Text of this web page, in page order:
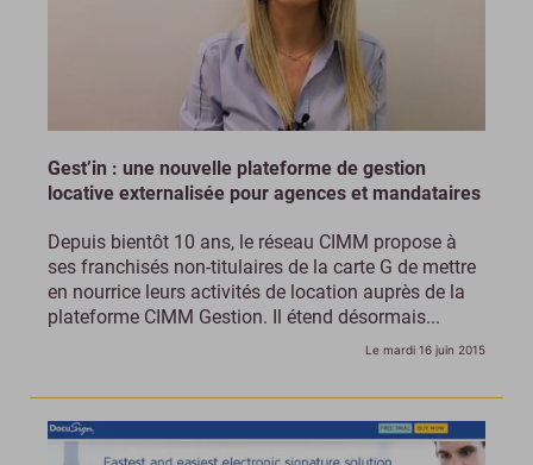
Gest’in : une nouvelle plateforme de gestion
locative externalisée pour agences et mandataires
Depuis bientôt 10 ans, le réseau CIMM propose à
ses franchisés non-titulaires de la carte G de mettre
en nourrice leurs activités de location auprès de la
plateforme CIMM Gestion. Il étend désormais...
Le mardi 16 juin 2015